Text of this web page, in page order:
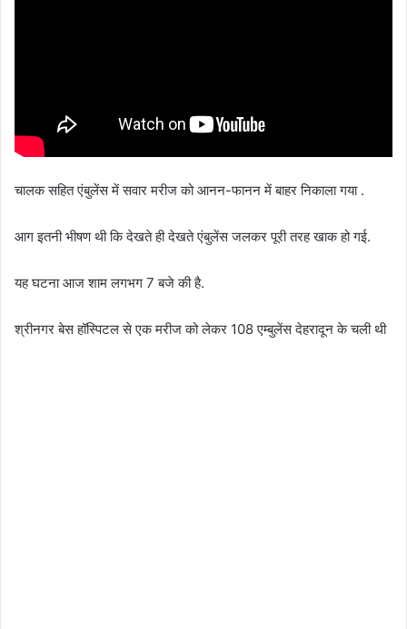
चालक सहित एंबुलेंस में सवार मरीज को आनन-फानन में बाहर निकाला गया .
आग इतनी भीषण थी कि देखते ही देखते एंबुलेंस जलकर पूरी तरह खाक हो गई.
यह घटना आज शाम लगभग 7 बजे की है.
श्रीनगर बेस हॉस्पिटल से एक मरीज को लेकर 108 एम्बुलेंस देहरादून के चली थी